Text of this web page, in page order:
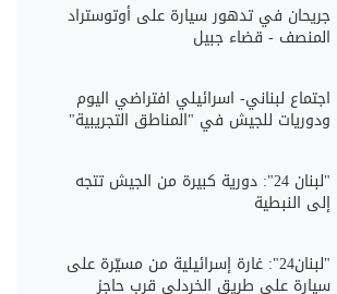
جريحان في تدهور سيارة على أوتوستراد
المنصف - قضاء جبيل
اجتماع لبناني- اسرائيلي افتراضي اليوم
ودوريات للجيش في "المناطق التجريبية"
"لبنان 24": دورية كبيرة من الجيش تتجه
إلى النبطية
"لبنان24": غارة إسرائيلية من مسيّرة على
سيارة على طريق الخردلي قرب حاجز